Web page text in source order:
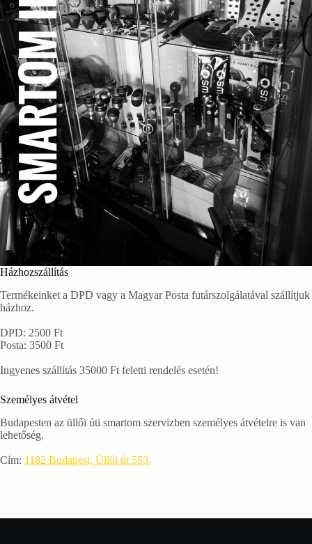
Házhozszállítás
Termékeinket a DPD vagy a Magyar Posta futárszolgálatával szállítjuk
házhoz.
DPD: 2500 Ft
Posta: 3500 Ft
Ingyenes szállítás 35000 Ft feletti rendelés esetén!
Személyes átvétel
Budapesten az üllői úti smartom szervizben személyes átvételre is van
lehetőség.
Cím: 1182 Budapest, Üllői út 553.